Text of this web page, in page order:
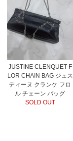
JUSTINE CLENQUET F
LOR CHAIN BAG ジュス
ティーヌ クランケ フロ
ル チェーン バッグ
SOLD OUT